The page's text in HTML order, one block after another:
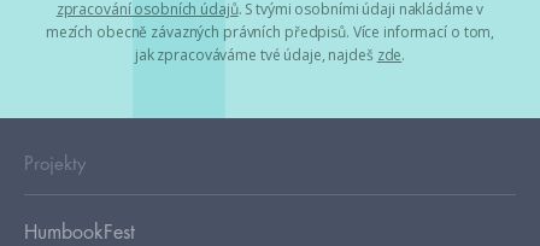
zpracování osobních údajů. S tvými osobními údaji nakládáme v
mezích obecně závazných právních předpisů. Více informací o tom,
jak zpracováváme tvé údaje, najdeš zde.
Projekty
HumbookFest